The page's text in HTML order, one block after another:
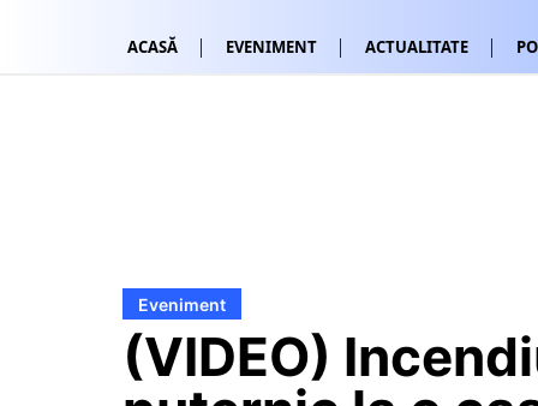
ACASĂ EVENIMENT ACTUALITATE
Eveniment
(VIDEO)